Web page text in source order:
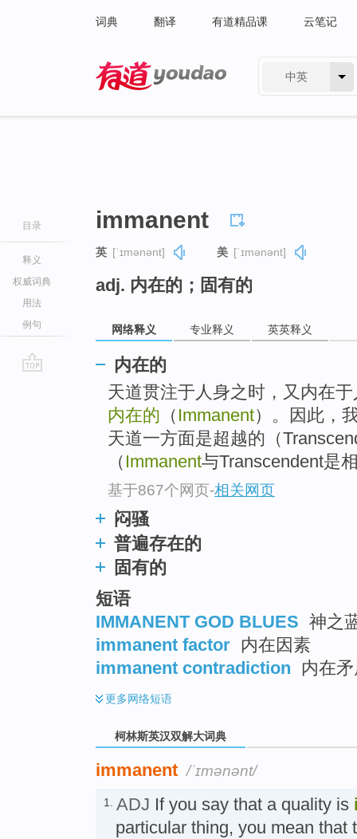
词典 翻译 有道精品课 云笔记
中英
目录
释义
权威词典
用法
例句
immanent
英 [ˈɪmənənt] 美 [ˈɪmənənt]
adj. 内在的；固有的
网络释义 专业释义 英英释义
内在的
天道贯注于人身之时，又内在
内在的 （ Immanent）。因此，
天道一方面是超越的（
（ Immanent与Transcendent是
基于867个网页-相关网页
闷骚
普遍存在的
固有的
短语
IMMANENT GOD BLUES 神之
immanent factor 内在因素
immanent contradiction
内在
更多网络短语
柯林斯英汉双解大词典
immanent /ˈɪmənənt/
1. ADJ If you say that a quality is
particular thing, you mean that